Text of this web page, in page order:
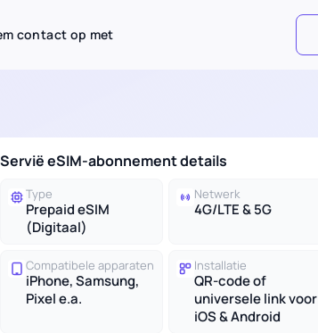
contact op met
Servië eSIM-abonnement details
Type
Prepaid eSIM
(Digitaal)
Netwerk
4G/LTE & 5G
Compatibele apparaten
iPhone, Samsung,
Pixel e.a.
Installatie
QR-code of
universele link voor
iOS & Android